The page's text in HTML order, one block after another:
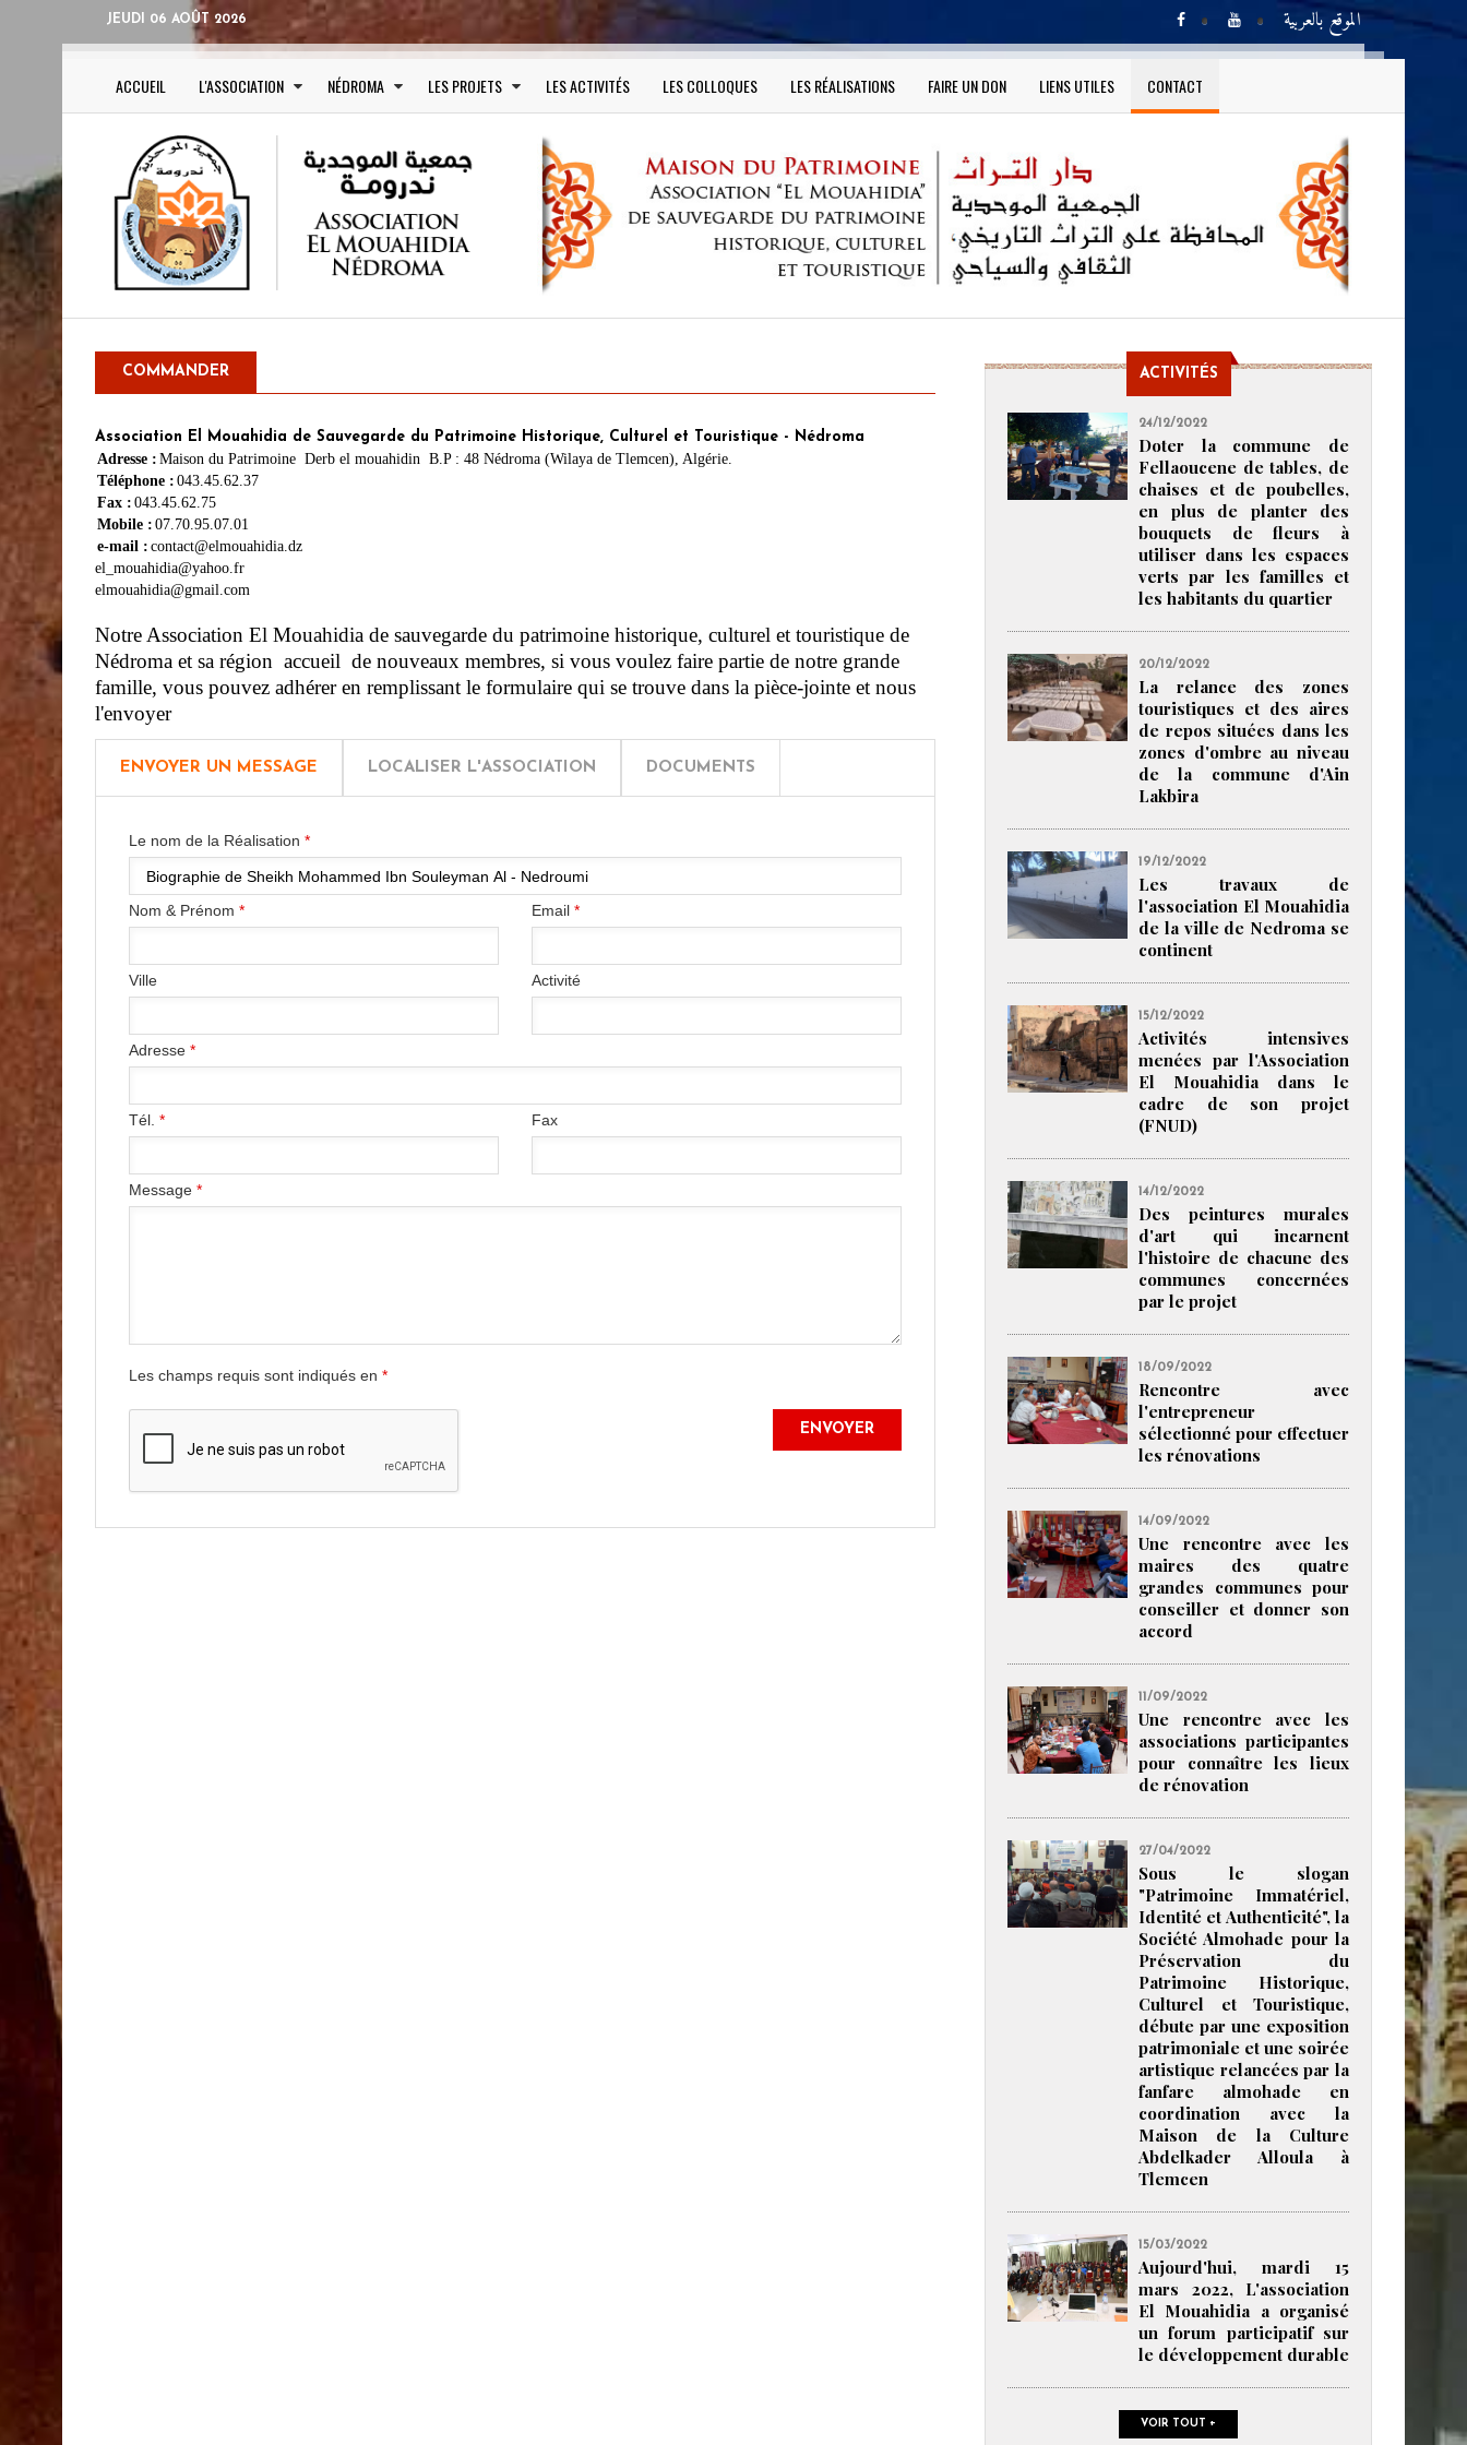
JEUDI 06 AOÛT 2026 الموقع بالعربية
ACCUEIL L'ASSOCIATION NÉDROMA LES PROJETS LES ACTIVITÉS LES COLLOQUES LES RÉALISATIONS FAIRE UN DON LIENS UTILES CONTACT
COMMANDER
Association El Mouahidia de Sauvegarde du Patrimoine Historique, Culturel et Touristique - Nédroma
Adresse : Maison du Patrimoine Derb el mouahidin B.P : 48 Nédroma (Wilaya de Tlemcen), Algérie.
Téléphone : 043.45.62.37
Fax : 043.45.62.75
Mobile : 07.70.95.07.01
e-mail : contact@elmouahidia.dz
el_mouahidia@yahoo.fr
elmouahidia@gmail.com
Notre Association El Mouahidia de sauvegarde du patrimoine historique, culturel et touristique de
Nédroma et sa région accueil de nouveaux membres, si vous voulez faire partie de notre grande
famille, vous pouvez adhérer en remplissant le formulaire qui se trouve dans la pièce-jointe et nous
l'envoyer
ENVOYER UN MESSAGE LOCALISER L'ASSOCIATION DOCUMENTS
Le nom de la Réalisation *
Nom & Prénom * Email *
Ville Activité
Adresse *
Tél. * Fax
Message *
Les champs requis sont indiqués en *
ENVOYER
ACTIVITÉS
24/12/2022
Doter la commune de
Fellaoucene de tables, de
chaises et de poubelles,
en plus de planter des
bouquets de fleurs à
utiliser dans les espaces
verts par les familles et
les habitants du quartier
20/12/2022
La relance des zones
touristiques et des aires
de repos situées dans les
zones d'ombre au niveau
de la commune d'Ain
Lakbira
19/12/2022
Les travaux de
l'association El Mouahidia
de la ville de Nedroma se
continent
15/12/2022
Activités intensives
menées par l'Association
El Mouahidia dans le
cadre de son projet
(FNUD)
14/12/2022
Des peintures murales
d'art qui incarnent
l'histoire de chacune des
communes concernées
par le projet
18/09/2022
Rencontre avec
l'entrepreneur
sélectionné pour effectuer
les rénovations
14/09/2022
Une rencontre avec les
maires des quatre
grandes communes pour
conseiller et donner son
accord
11/09/2022
Une rencontre avec les
associations participantes
pour connaître les lieux
de rénovation
27/04/2022
Sous le slogan
"Patrimoine Immatériel,
Identité et Authenticité", la
Société Almohade pour la
Préservation du
Patrimoine Historique,
Culturel et Touristique,
débute par une exposition
patrimoniale et une soirée
artistique relancées par la
fanfare almohade en
coordination avec la
Maison de la Culture
Abdelkader Alloula à
Tlemcen
15/03/2022
Aujourd'hui, mardi 15
mars 2022, L'association
El Mouahidia a organisé
un forum participatif sur
le développement durable
VOIR TOUT +